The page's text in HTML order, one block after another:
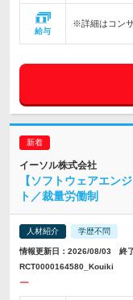
給与
※詳細はコン
イーソル株式会社
【ソフトウェアエン
ト／裁量労働制
人材紹介 学歴不問
情報更新日：2026/08/03 終
RCT0000164580_Kouiki
ー